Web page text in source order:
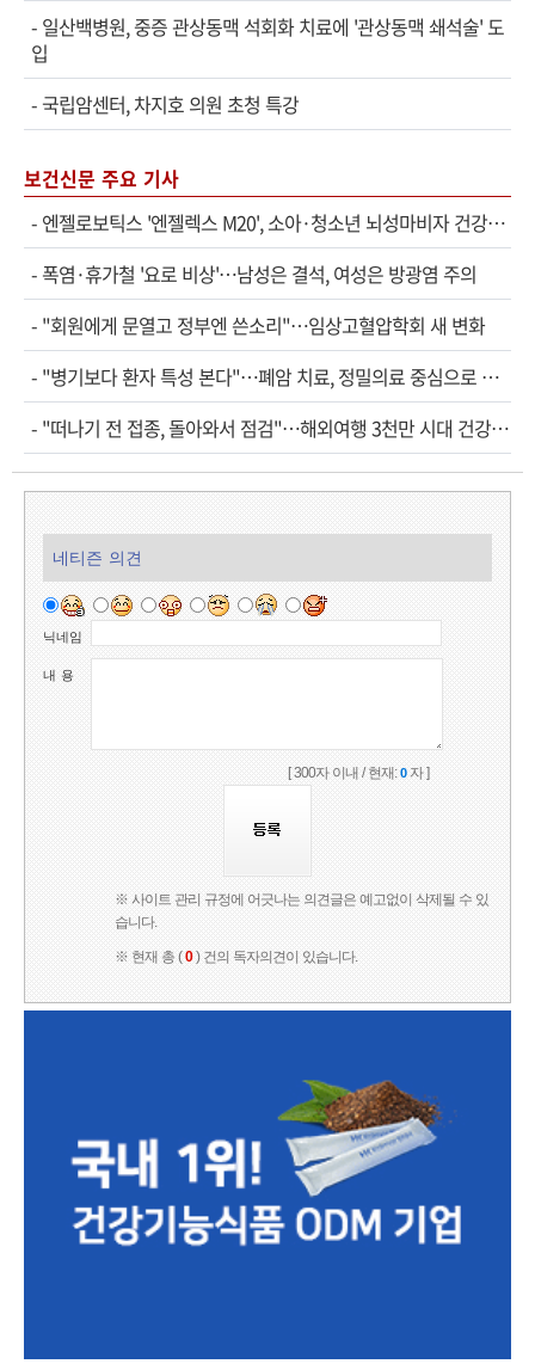
- 일산백병원, 중증 관상동맥 석회화 치료에 '관상동맥 쇄석술' 도
입
-국립암센터, 차지호 의원 초청 특강
보건신문 주요 기사
- 엔젤로보틱스 '엔젤렉스 M20', 소아·청소년 뇌성마비자 건강보험 확대 적용
- 폭염·휴가철 '요로 비상'…남성은 결석, 여성은 방광염 주의
- "회원에게 문열고 정부엔 쓴소리"…임상고혈압학회 새 변화
- "병기보다 환자 특성 본다"…폐암 치료, 정밀의료 중심으로 진화
- "떠나기 전 접종, 돌아와서 점검"…해외여행 3천만 시대 건강관리법
네티즌 의견
닉네임
내 용
[ 300자 이내 / 현재:0자 ]
※ 사이트 관리 규정에 어긋나는 의견글은 예고없이 삭제될 수 있
습니다.
※ 현재 총 (0) 건의 독자의견이 있습니다.